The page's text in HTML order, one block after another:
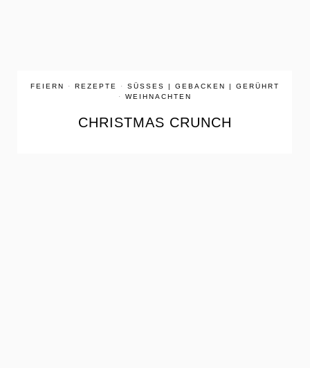
FEIERN · REZEPTE · SÜSSES | GEBACKEN | GERÜHRT
· WEIHNACHTEN
CHRISTMAS CRUNCH